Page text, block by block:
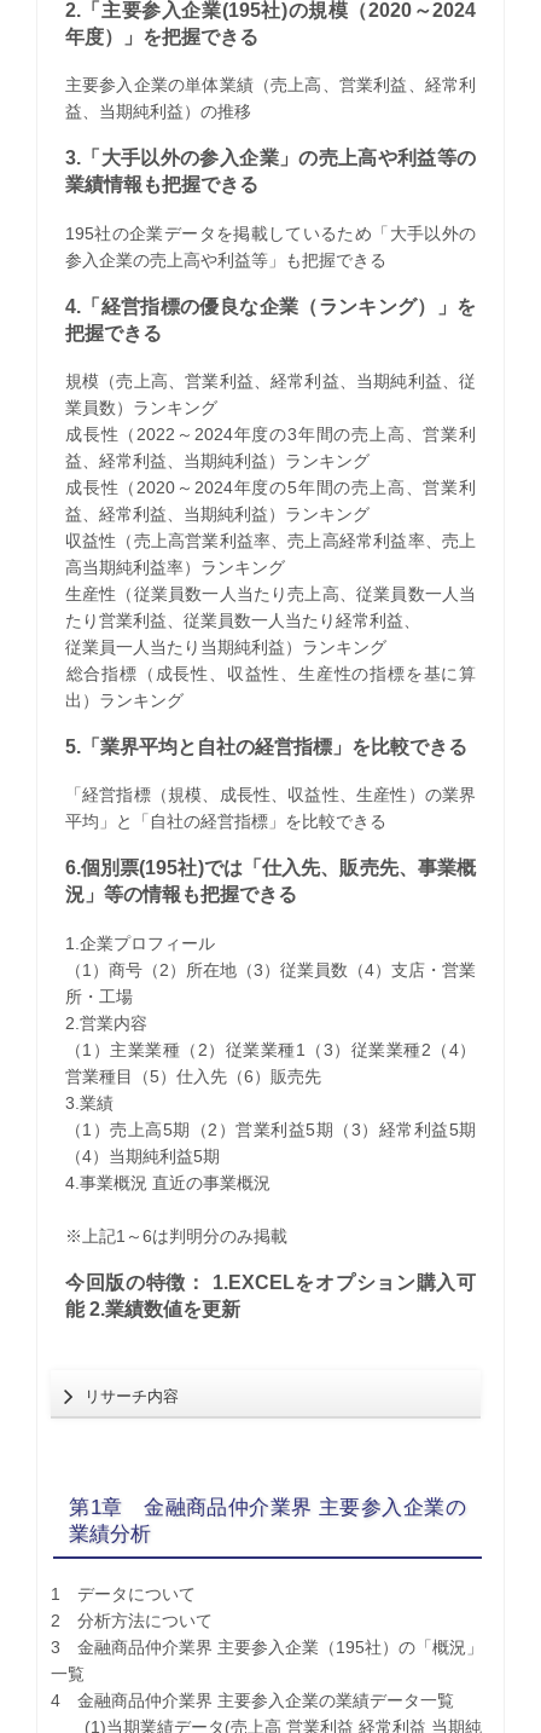
2.「主要参入企業(195社)の規模（2020～2024
年度）」を把握できる
主要参入企業の単体業績（売上高、営業利益、経常利
益、当期純利益）の推移
3.「大手以外の参入企業」の売上高や利益等の
業績情報も把握できる
195社の企業データを掲載しているため「大手以外の
参入企業の売上高や利益等」も把握できる
4.「経営指標の優良な企業（ランキング）」を
把握できる
規模（売上高、営業利益、経常利益、当期純利益、従
業員数）ランキング
成長性（2022～2024年度の3年間の売上高、営業利
益、経常利益、当期純利益）ランキング
成長性（2020～2024年度の5年間の売上高、営業利
益、経常利益、当期純利益）ランキング
収益性（売上高営業利益率、売上高経常利益率、売上
高当期純利益率）ランキング
生産性（従業員数一人当たり売上高、従業員数一人当
たり営業利益、従業員数一人当たり経常利益、
従業員一人当たり当期純利益）ランキング
​総合指標（成長性、収益性、生産性の指標を基に算
出）ランキング
5.「業界平均と自社の経営指標」を比較できる
「経営指標（規模、成長性、収益性、生産性）の業界
平均」と「自社の経営指標」を比較できる
6.個別票(195社)では「仕入先、販売先、事業概
況」等の情報も把握できる
1.企業プロフィール
（1）商号（2）所在地（3）従業員数（4）支店・営業
所・工場
2.営業内容
（1）主業業種（2）従業業種1（3）従業業種2（4）
営業種目（5）仕入先（6）販売先
3.業績
（1）売上高5期（2）営業利益5期（3）経常利益5期
（4）当期純利益5期
4.事業概況 直近の事業概況
※上記1～6は判明分のみ掲載
今回版の特徴： 1.EXCELをオプション購入可
能 2.業績数値を更新
リサーチ内容
第1章 金融商品仲介業界 主要参入企業の
業績分析
1 データについて
2 分析方法について
3 金融商品仲介業界 主要参入企業（195社）の「概況」
一覧
4 金融商品仲介業界 主要参入企業の業績データ一覧
(1)当期業績データ(売上高 営業利益 経常利益 当期純